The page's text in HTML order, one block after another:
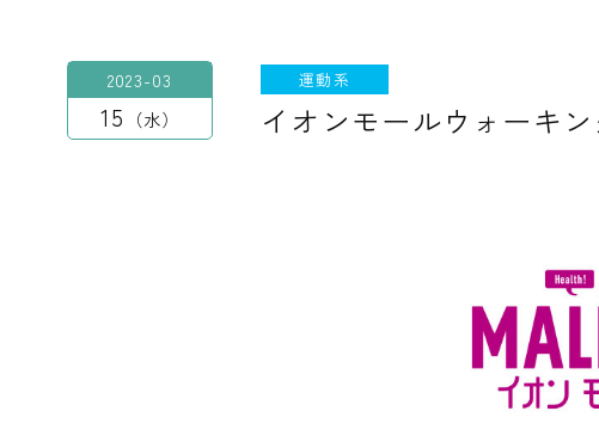
2023-03
15 水
運動系
イオンモールウォーキ